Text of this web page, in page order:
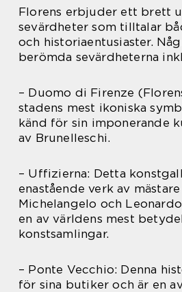
Florens erbjuder ett brett
sevärdheter som tilltalar
och historiaentusiaster.
berömda sevärdheterna
– Duomo di Firenze
stadens mest ikoniska
känd för sin imponerande
av Brunelleschi.
– Uffizierna: Detta
enastående verk av
Michelangelo och
en av världens mest
konstsamlingar.
– Ponte Vecchio: Denna
för sina butiker och är en